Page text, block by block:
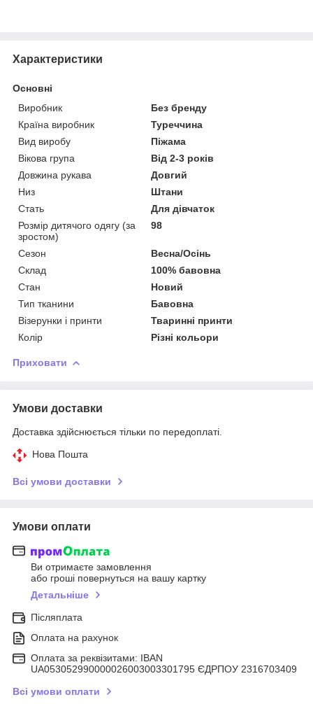
Характеристики
Основні
Виробник
Без бренду
Країна виробник
Туреччина
Вид виробу
Піжама
Вікова група
Від 2-3 років
Довжина рукава
Довгий
Низ
Штани
Стать
Для дівчаток
Розмір дитячого одягу (за
зростом)
98
Сезон
Весна/Осінь
Склад
100% бавовна
Стан
Новий
Тип тканини
Бавовна
Візерунки і принти
Тваринні принти
Колір
Різні кольори
Приховати
Умови доставки
Доставка здійснюється тільки по передоплаті.
Нова Пошта
Всі умови доставки
Умови оплати
Ви отримаєте замовлення
або гроші повернуться на вашу картку
Детальніше
Післяплата
Оплата на рахунок
Оплата за реквізитами: IBAN
UA053052990000026003003301795 ЄДРПОУ 2316703409
Всі умови оплати